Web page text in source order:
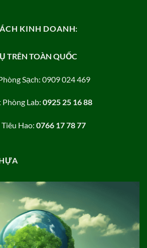
KINH DOANH:
TRÊN TOÀN QUỐC
Sạch: 0909 024 469
Lab: 0925 25 16 88
Hao: 0766 17 78 77